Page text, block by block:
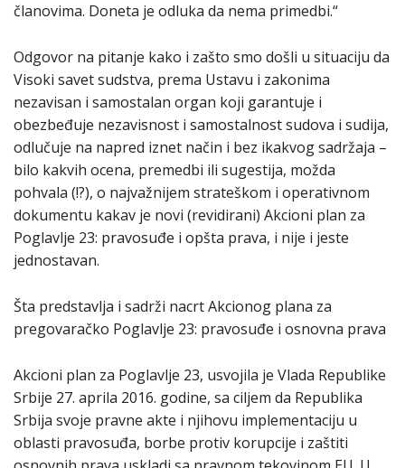
članovima. Doneta je odluka da nema primedbi.“
Odgovor na pitanje kako i zašto smo došli u situaciju da
Visoki savet sudstva, prema Ustavu i zakonima
nezavisan i samostalan organ koji garantuje i
obezbeđuje nezavisnost i samostalnost sudova i sudija,
odlučuje na napred iznet način i bez ikakvog sadržaja –
bilo kakvih ocena, premedbi ili sugestija, možda
pohvala (!?), o najvažnijem strateškom i operativnom
dokumentu kakav je novi (revidirani) Akcioni plan za
Poglavlje 23: pravosuđe i opšta prava, i nije i jeste
jednostavan.
Šta predstavlja i sadrži nacrt Akcionog plana za
pregovaračko Poglavlje 23: pravosuđe i osnovna prava
Akcioni plan za Poglavlje 23, usvojila je Vlada Republike
Srbije 27. aprila 2016. godine, sa ciljem da Republika
Srbija svoje pravne akte i njihovu implementaciju u
oblasti pravosuđa, borbe protiv korupcije i zaštiti